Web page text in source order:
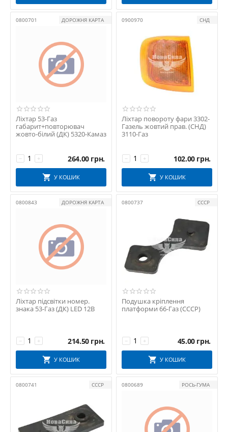
0800701 ДОРОЖНЯ КАРТА
Ліхтар 53-Газ
габарит+повторювач
жовто-білий (ДК) 5320-Камаз
+
− 264.00 грн.
У КОШИК
0900970 СНД
Ліхтар повороту фари 3302-
Газель жовтий прав. (СНД)
3110-Газ
+
− 102.00 грн.
У КОШИК
0800843 ДОРОЖНЯ КАРТА
Ліхтар підсвітки номер.
знака 53-Газ (ДК) LED 12В
+
− 214.50 грн.
У КОШИК
0800737 СССР
Подушка кріплення
платформи 66-Газ (СССР)
+
− 45.00 грн.
У КОШИК
0800741 СССР 0800689 РОСЬ-ГУМА